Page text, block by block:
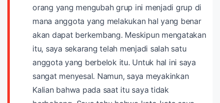
orang yang mengubah grup ini menjadi grup di
mana anggota yang melakukan hal yang benar
akan dapat berkembang. Meskipun mengatakan
itu, saya sekarang telah menjadi salah satu
anggota yang berbelok itu. Untuk hal ini saya
sangat menyesal. Namun, saya meyakinkan
Kalian bahwa pada saat itu saya tidak